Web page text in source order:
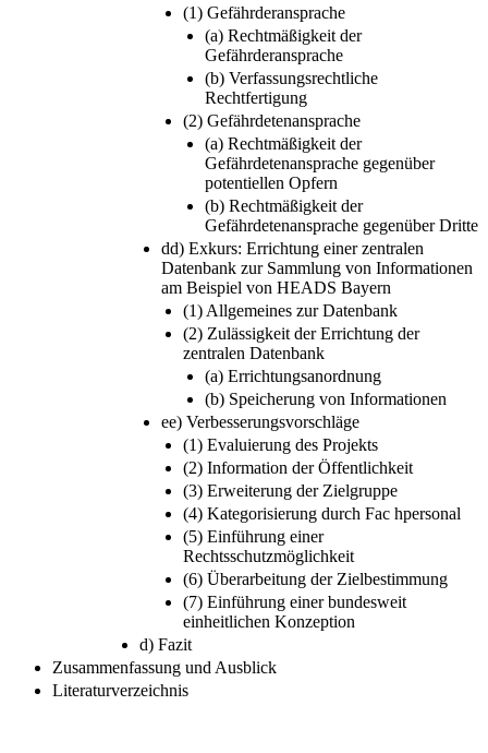
(1) Gefährderansprache
(a) Rechtmäßigkeit der
Gefährderansprache
(b) Verfassungsrechtliche
Rechtfertigung
(2) Gefährdetenansprache
(a) Rechtmäßigkeit der
Gefährdetenansprache gegenüber
potentiellen Opfern
(b) Rechtmäßigkeit der
Gefährdetenansprache gegenüber Dritte
dd) Exkurs: Errichtung einer zentralen
Datenbank zur Sammlung von Informationen
am Beispiel von HEADS Bayern
(1) Allgemeines zur Datenbank
(2) Zulässigkeit der Errichtung der
zentralen Datenbank
(a) Errichtungsanordnung
(b) Speicherung von Informationen
ee) Verbesserungsvorschläge
(1) Evaluierung des Projekts
(2) Information der Öffentlichkeit
(3) Erweiterung der Zielgruppe
(4) Kategorisierung durch Fac hpersonal
(5) Einführung einer
Rechtsschutzmöglichkeit
(6) Überarbeitung der Zielbestimmung
(7) Einführung einer bundesweit
einheitlichen Konzeption
d) Fazit
Zusammenfassung und Ausblick
Literaturverzeichnis